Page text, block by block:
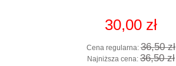
30,00 zł
Cena regularna: 36,50 zł
Najniższa cena: 36,50 zł